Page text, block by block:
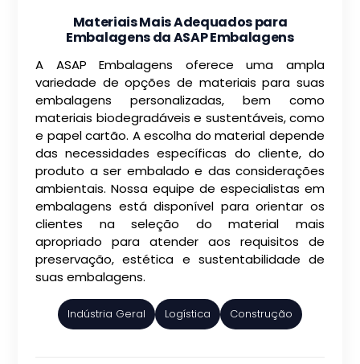
Materiais Mais Adequados para
Embalagens da ASAP Embalagens
A ASAP Embalagens oferece uma ampla
variedade de opções de materiais para suas
embalagens personalizadas, bem como
materiais biodegradáveis e sustentáveis, como
e papel cartão. A escolha do material depende
das necessidades específicas do cliente, do
produto a ser embalado e das considerações
ambientais. Nossa equipe de especialistas em
embalagens está disponível para orientar os
clientes na seleção do material mais
apropriado para atender aos requisitos de
preservação, estética e sustentabilidade de
suas embalagens.
Indústria Geral Logística Construção